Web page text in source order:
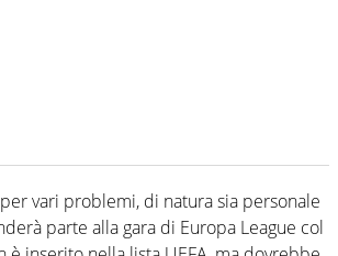
vari problemi, di natura sia personale
parte alla gara di Europa League col